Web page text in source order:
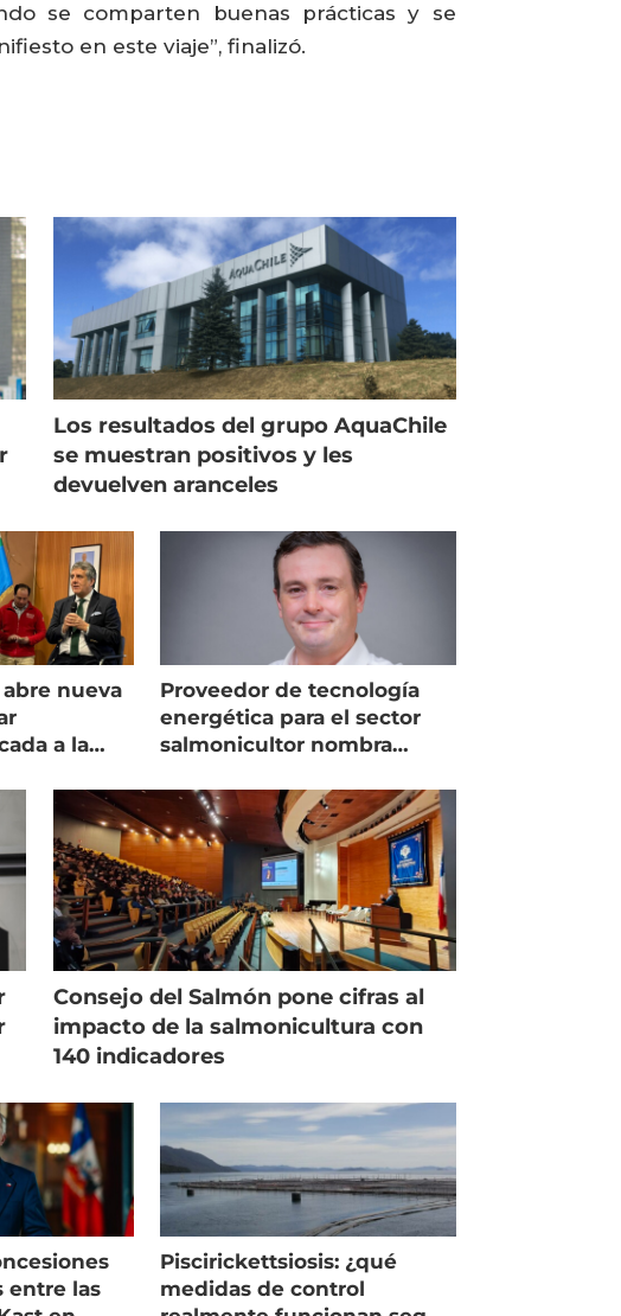
se comparten buenas prácticas y se
en este viaje”, finalizó.
Los resultados del grupo AquaChile
se muestran positivos y les
devuelven aranceles
nueva
a la
Proveedor de tecnología
energética para el sector
salmonicultor nombra
Consejo del Salmón pone cifras al
impacto de la salmonicultura con
140 indicadores
entre las
Piscirickettsiosis: ¿qué
medidas de control